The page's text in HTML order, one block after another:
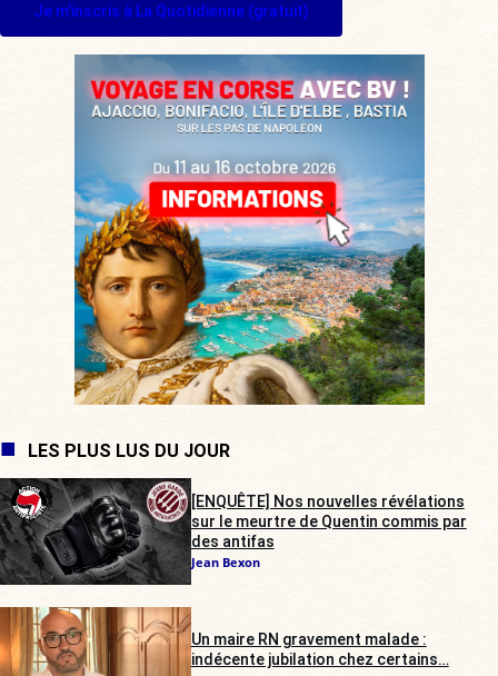
Je m'inscris à La Quotidienne (gratuit)
LES PLUS LUS DU JOUR
[ENQUÊTE] Nos nouvelles révélations
sur le meurtre de Quentin commis par
des antifas
Jean Bexon
Un maire RN gravement malade :
indécente jubilation chez certains…